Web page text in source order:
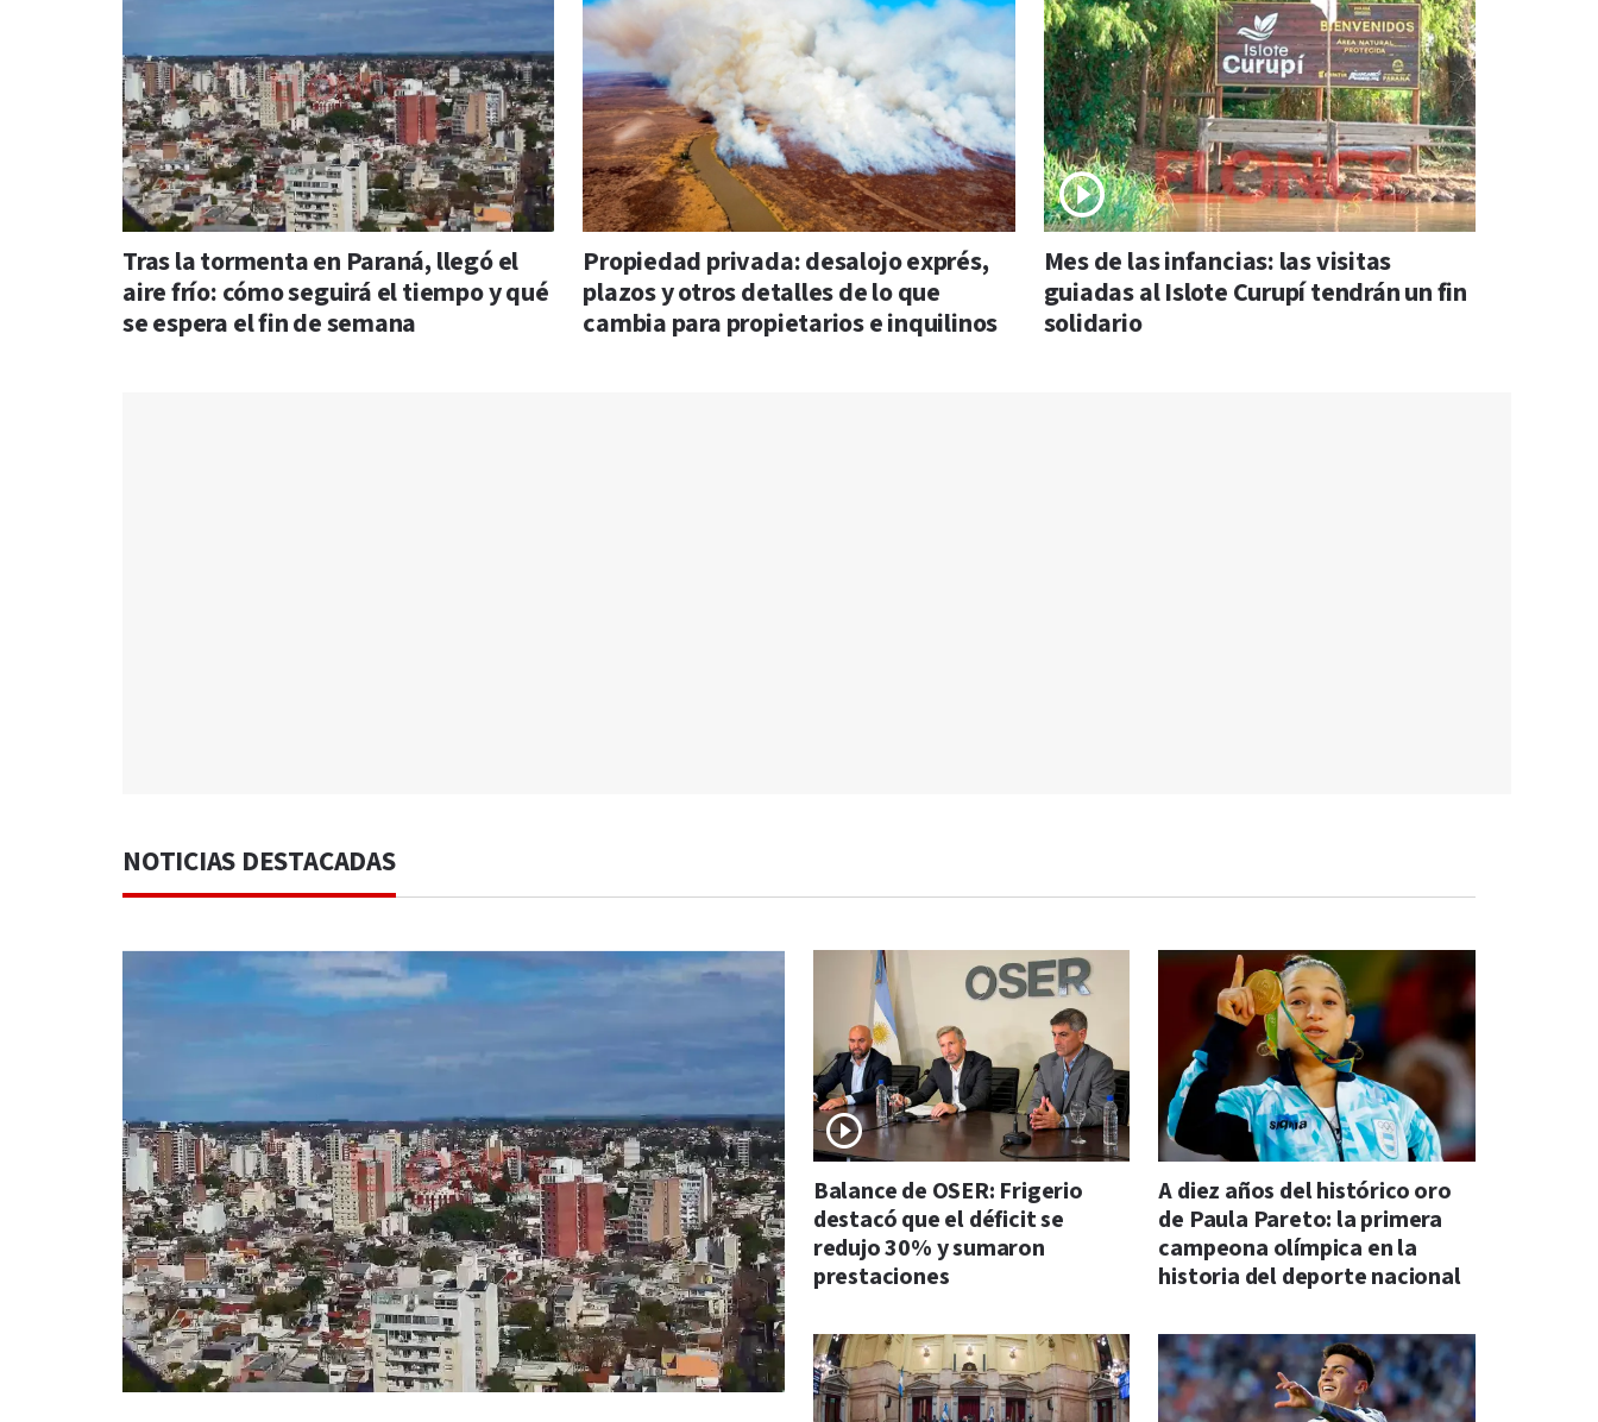
Tras la tormenta en Paraná, llegó el
aire frío: cómo seguirá el tiempo y qué
se espera el fin de semana
Propiedad privada: desalojo exprés,
plazos y otros detalles de lo que
cambia para propietarios e inquilinos
Mes de las infancias: las visitas
guiadas al Islote Curupí tendrán un fin
solidario
NOTICIAS DESTACADAS
Balance de OSER: Frigerio
destacó que el déficit se
redujo 30% y sumaron
prestaciones
A diez años del histórico oro
de Paula Pareto: la primera
campeona olímpica en la
historia del deporte nacional